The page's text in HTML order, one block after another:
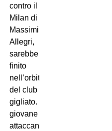
contro il
Milan di
Massimiliano
Allegri,
sarebbe
finito
nell’orbita
del club
gigliato. Il
giovane
attaccante piace